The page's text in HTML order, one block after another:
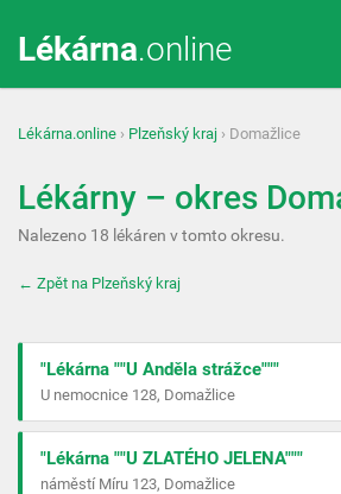
Lékárna.online
Lékárna.online › Plzeňský kraj › Domažlice
Lékárny – okres
Nalezeno 18 lékáren v tomto okresu.
← Zpět na Plzeňský kraj
"Lékárna ""U Anděla strážce"""
U nemocnice 128, Domažlice
"Lékárna ""U ZLATÉHO JELENA"""
náměstí Míru 123, Domažlice